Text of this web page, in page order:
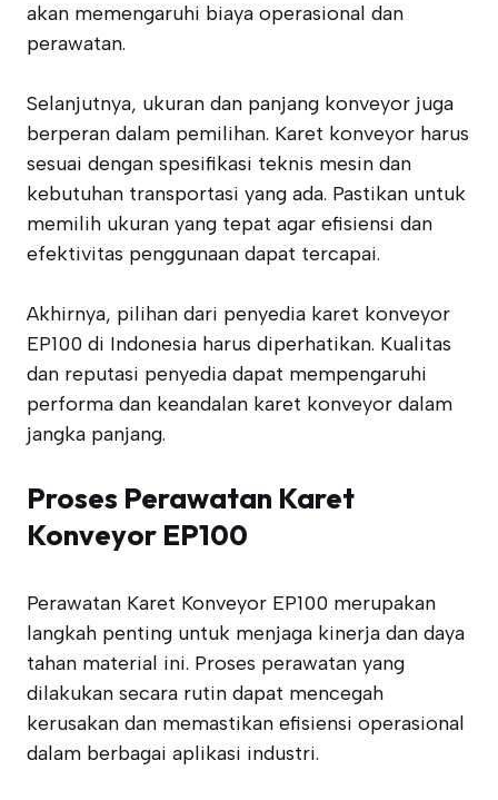
akan memengaruhi biaya operasional dan
perawatan.
Selanjutnya, ukuran dan panjang konveyor juga
berperan dalam pemilihan. Karet konveyor harus
sesuai dengan spesifikasi teknis mesin dan
kebutuhan transportasi yang ada. Pastikan untuk
memilih ukuran yang tepat agar efisiensi dan
efektivitas penggunaan dapat tercapai.
Akhirnya, pilihan dari penyedia karet konveyor
EP100 di Indonesia harus diperhatikan. Kualitas
dan reputasi penyedia dapat mempengaruhi
performa dan keandalan karet konveyor dalam
jangka panjang.
Proses Perawatan Karet
Konveyor EP100
Perawatan Karet Konveyor EP100 merupakan
langkah penting untuk menjaga kinerja dan daya
tahan material ini. Proses perawatan yang
dilakukan secara rutin dapat mencegah
kerusakan dan memastikan efisiensi operasional
dalam berbagai aplikasi industri.